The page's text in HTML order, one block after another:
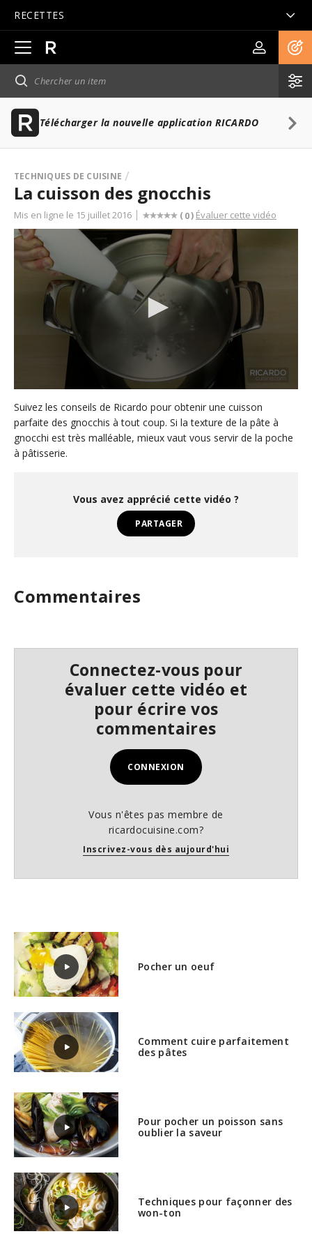
RECETTES
Ouvrir
la
navigation
principale
Télécharger la nouvelle application RICARDO
TECHNIQUES DE CUISINE
La cuisson des gnocchis
Mis en ligne le 15 juillet 2016 ( 0) Évaluer cette vidéo
s
c
o
n
d
s
Suivez les conseils de Ricardo pour obtenir une cuisson
parfaite des gnocchis à tout coup. Si la texture de la pâte à
gnocchi est très malléable, mieux vaut vous servir de la poche
à pâtisserie.
Vous avez apprécié cette vidéo ?
PARTAGER
Commentaires
Connectez-vous pour
évaluer cette vidéo et
pour écrire vos
commentaires
CONNEXION
Vous n'êtes pas membre de
ricardocuisine.com?
Inscrivez-vous dès aujourd'hui
Pocher un oeuf
Comment cuire parfaitement
des pâtes
Pour pocher un poisson sans
oublier la saveur
Techniques pour façonner des
won-ton